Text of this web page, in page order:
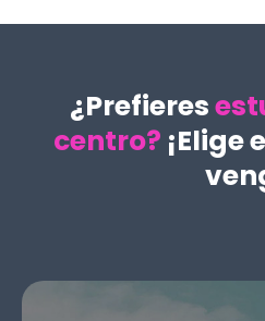
¿Prefieres
centro? ¡Elige